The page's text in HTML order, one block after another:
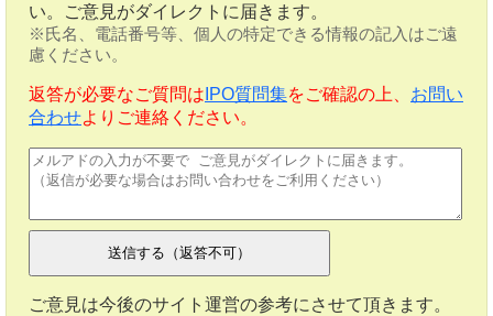
い。ご意見がダイレクトに届きます。
※氏名、電話番号等、個人の特定できる情報の記入はご遠
慮ください。
返答が必要なご質問は IPO質問集をご確認の上、 お問い
合わせよりご連絡ください。
ご意見は今後のサイト運営の参考にさせて頂きます。